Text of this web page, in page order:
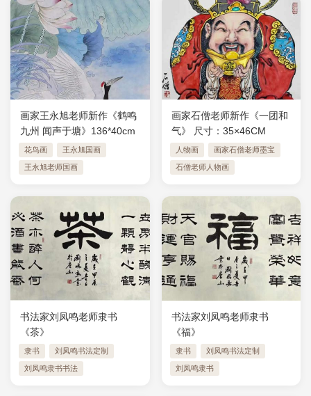
画家王永旭老师新作《鹤鸣
九州 闻声于塘》136*40cm
花鸟画 王永旭国画
王永旭老师国画
画家石僧老师新作《一团和
气》 ​尺寸：35×46CM
人物画 画家石僧老师墨宝
石僧老师人物画
书法家刘凤鸣老师隶书
《茶》
隶书 刘凤鸣书法定制
刘凤鸣隶书书法
书法家刘凤鸣老师隶书
《福》
隶书 刘凤鸣书法定制
刘凤鸣隶书